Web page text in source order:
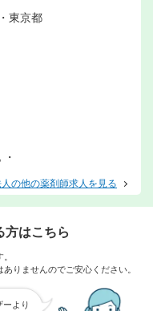
東京都
の他の薬剤師求人を見る
方はこちら
りませんのでご安心ください。
ーより